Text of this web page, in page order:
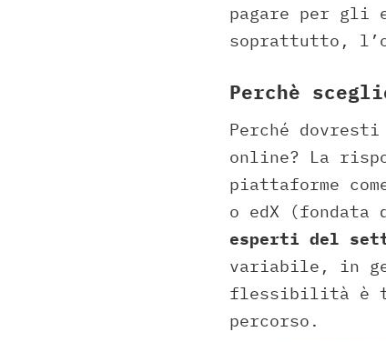
pagare per gli
soprattutto,
Perchè
Perché
online? La
piattaforme
o edX (fondata
esperti del
variabile, in
flessibilità è
percorso.